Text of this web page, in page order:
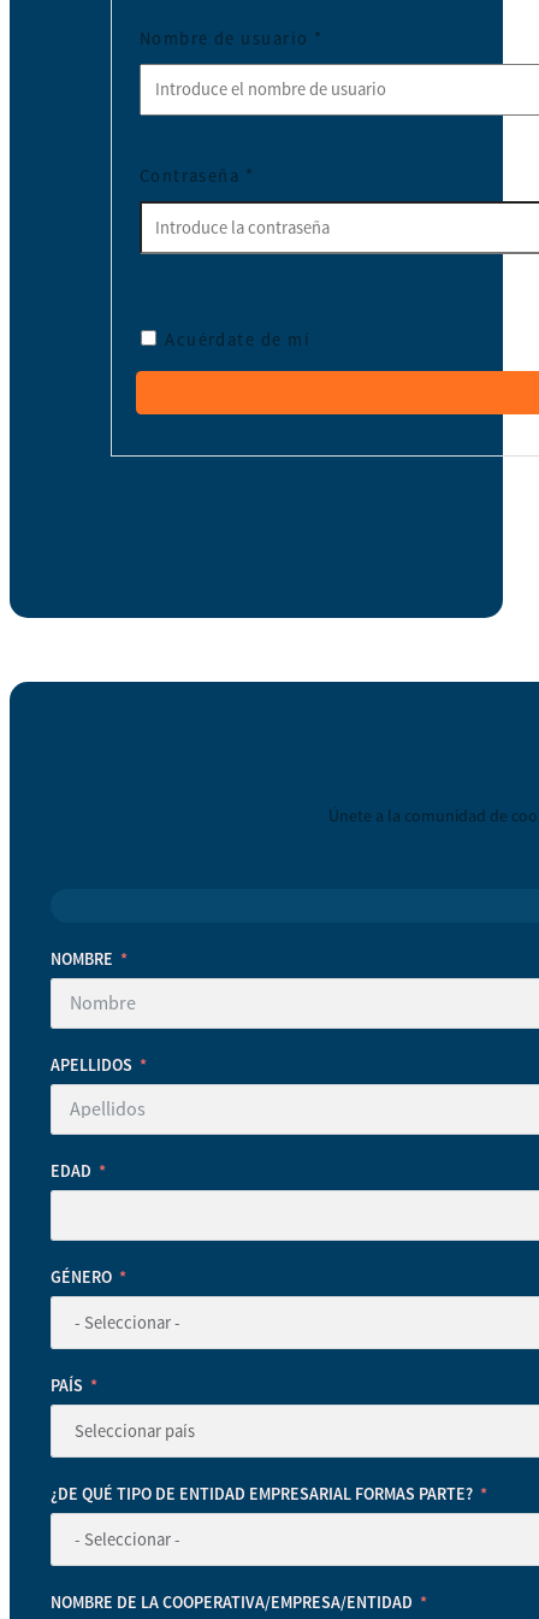
Nombre de usuario *
Contraseña *
Acuérdate de mí
Únete a la comunidad de
NOMBRE
APELLIDOS
EDAD
GÉNERO
PAÍS
¿DE QUÉ TIPO DE ENTIDAD EMPRESARIAL FORMAS PARTE?
NOMBRE DE LA COOPERATIVA/EMPRESA/ENTIDAD